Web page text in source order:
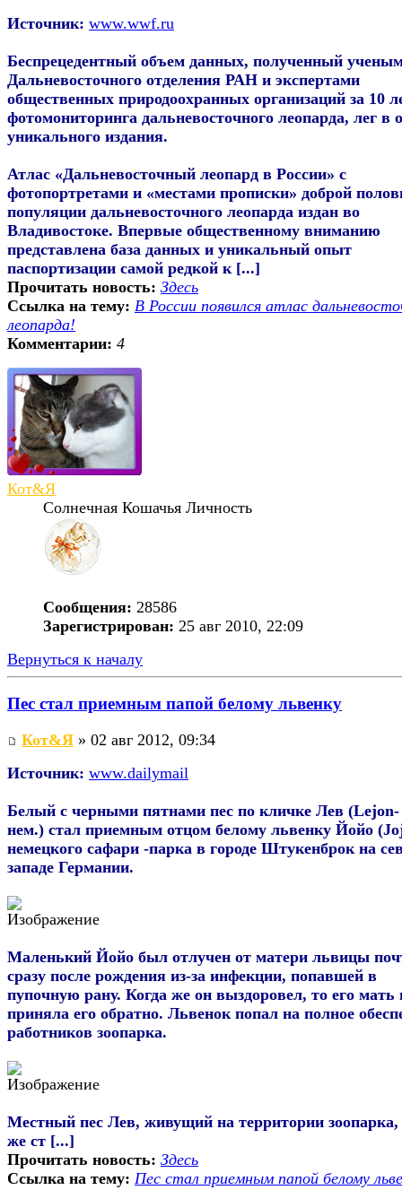
Источник: www.wwf.ru
Беспрецедентный объем данных, полученный
Дальневосточного отделения РАН и экспертами
общественных природоохранных организаций за 10
фотомониторинга дальневосточного леопарда, лег в
уникального издания.
Атлас «Дальневосточный леопард в России» с
фотопортретами и «местами прописки» доброй
популяции дальневосточного леопарда издан во
Владивостоке. Впервые общественному вниманию
представлена база данных и уникальный опыт
паспортизации самой редкой к [...]
Прочитать новость: Здесь
Ссылка на тему: В России появился атлас
леопарда!
Комментарии: 4
Кот&Я
Солнечная Кошачья Личность
Сообщения: 28586
Зарегистрирован: 25 авг 2010, 22:09
Вернуться к началу
Пес стал приемным папой белому львенку
Кот&Я » 02 авг 2012, 09:34
Источник: www.dailymail
Белый с черными пятнами пес по кличке Лев (Lejon-
нем.) стал приемным отцом белому львенку Йойо
немецкого сафари -парка в городе Штукенброк на
западе Германии.
Маленький Йойо был отлучен от матери львицы
сразу после рождения из-за инфекции, попавшей в
пупочную рану. Когда же он выздоровел, то его мать
приняла его обратно. Львенок попал на полное
работников зоопарка.
Местный пес Лев, живущий на территории зоопарка,
же ст [...]
Прочитать новость: Здесь
Ссылка на тему: Пес стал приемным папой белому